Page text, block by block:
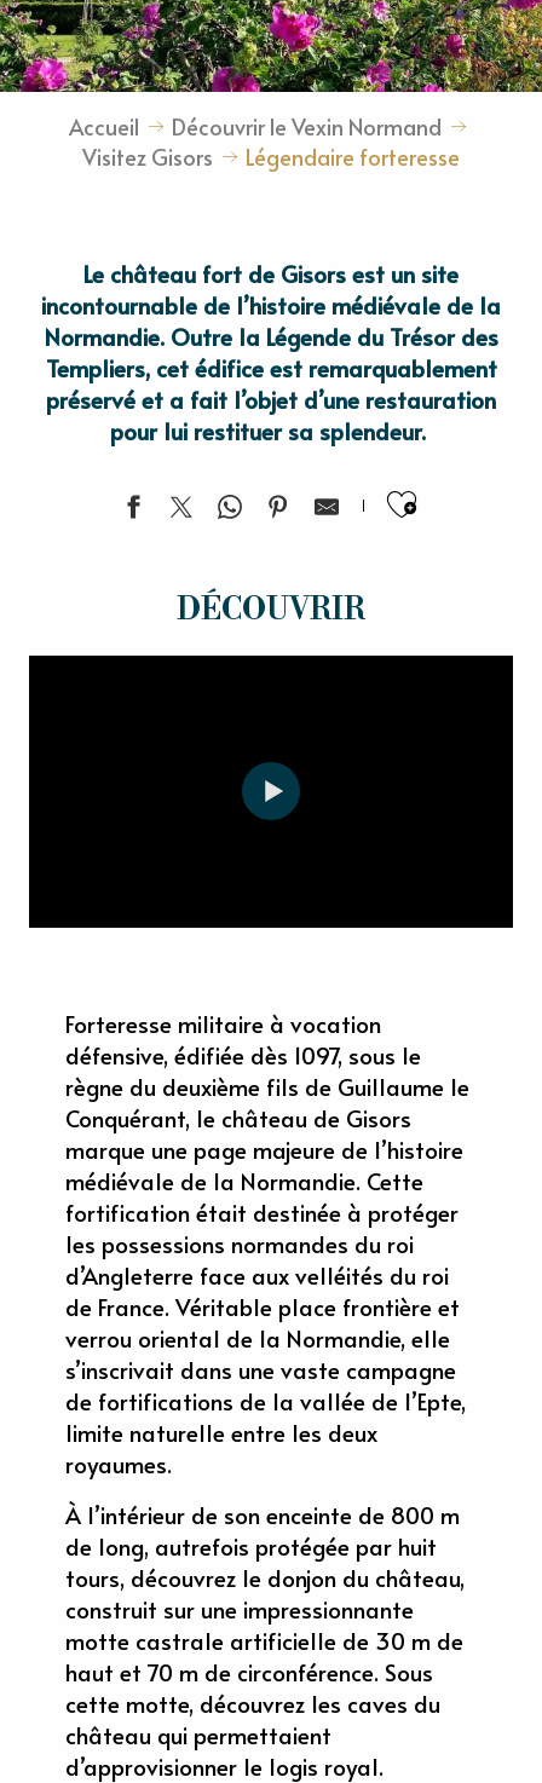
Accueil
Découvrir le Vexin Normand
Visitez Gisors
Légendaire forteresse
Le château fort de Gisors est un site
incontournable de l’histoire médiévale de la
Normandie. Outre la Légende du Trésor des
Templiers, cet édifice est remarquablement
préservé et a fait l’objet d’une restauration
pour lui restituer sa splendeur.
Ajouter
DÉCOUVRIR
Forteresse militaire à vocation
défensive, édifiée dès 1097, sous le
règne du deuxième fils de Guillaume le
Conquérant, le château de Gisors
marque une page majeure de l’histoire
médiévale de la Normandie. Cette
fortification était destinée à protéger
les possessions normandes du roi
d’Angleterre face aux velléités du roi
de France. Véritable place frontière et
verrou oriental de la Normandie, elle
s’inscrivait dans une vaste campagne
de fortifications de la vallée de l’Epte,
limite naturelle entre les deux
royaumes.
À l’intérieur de son enceinte de 800 m
de long, autrefois protégée par huit
tours, découvrez le donjon du château,
construit sur une impressionnante
motte castrale artificielle de 30 m de
haut et 70 m de circonférence. Sous
cette motte, découvrez les caves du
château qui permettaient
d’approvisionner le logis royal.